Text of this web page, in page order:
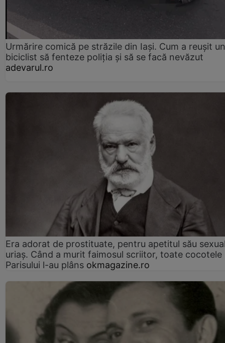
Urmărire comică pe străzile din Iași. Cum a reușit un
biciclist să fenteze poliția și să se facă nevăzut
adevarul.ro
Era adorat de prostituate, pentru apetitul său
uriaș. Când a murit faimosul scriitor, toate cocotele
Parisului l-au plâns okmagazine.ro